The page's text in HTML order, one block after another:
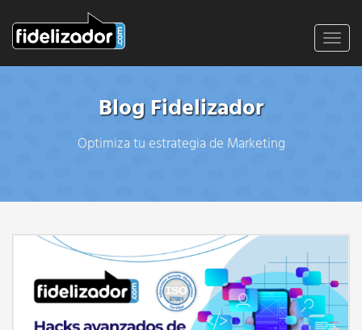
Blog Fidelizador
Optimiza tu estrategia de Marketing